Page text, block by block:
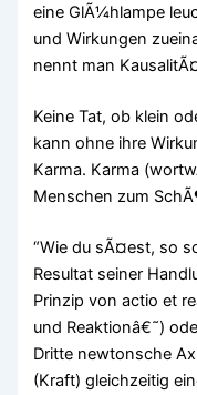
eine GlÃ¼hlampe
und Wirkungen
nennt man
Keine Tat, ob klein
kann ohne ihre
Karma. Karma
Menschen zum
“Wie du sÃ¤est, so
Resultat seiner
Prinzip von actio et
und Reaktionâ€˜)
Dritte newtonsche
(Kraft) gleichzeitig